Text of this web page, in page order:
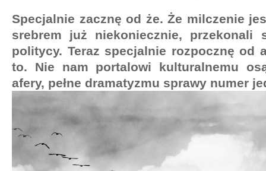
Specjalnie zacznę od że. Że milczenie
srebrem już niekoniecznie, przekonali
politycy. Teraz specjalnie rozpocznę od
to. Nie nam portalowi kulturalnemu
afery, pełne dramatyzmu sprawy numer